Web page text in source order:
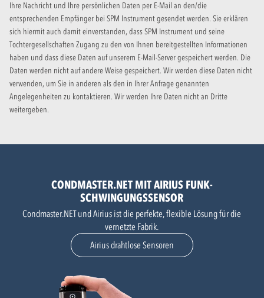
Ihre Nachricht und Ihre persönlichen Daten per E-Mail an den/die
entsprechenden Empfänger bei SPM Instrument gesendet werden. Sie erklären
sich hiermit auch damit einverstanden, dass SPM Instrument und seine
Tochtergesellschaften Zugang zu den von Ihnen bereitgestellten Informationen
haben und dass diese Daten auf unserem E-Mail-Server gespeichert werden. Die
Daten werden nicht auf andere Weise gespeichert. Wir werden diese Daten nicht
verwenden, um Sie in anderen als den in Ihrer Anfrage genannten
Angelegenheiten zu kontaktieren. Wir werden Ihre Daten nicht an Dritte
weitergeben.
CONDMASTER.NET MIT AIRIUS FUNK-
SCHWINGUNGSSENSOR
Condmaster.NET und Airius ist die perfekte, flexible Lösung für die
vernetzte Fabrik.
Airius drahtlose Sensoren